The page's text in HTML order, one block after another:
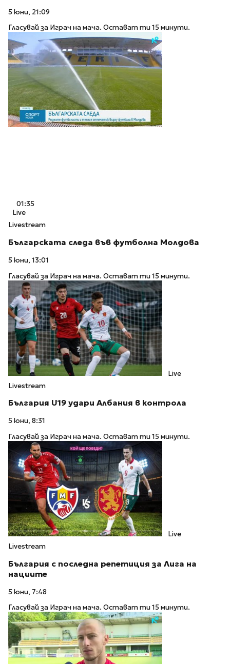
5 юни, 21:09
Гласувай за Играч на мача. Остават ти 15 минути.
01:35
Live
Livestream
Българската следа във футболна Молдова
5 юни, 13:01
Гласувай за Играч на мача. Остават ти 15 минути.
Live
Livestream
България U19 удари Албания в контрола
5 юни, 8:31
Гласувай за Играч на мача. Остават ти 15 минути.
Live
Livestream
България с последна репетиция за Лига на
нациите
5 юни, 7:48
Гласувай за Играч на мача. Остават ти 15 минути.